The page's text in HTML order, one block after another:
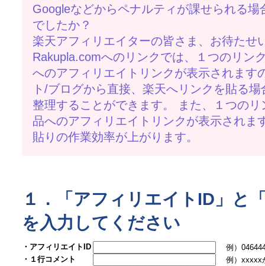
Googleなどからペナルティが課せられる
でしたか？
楽天アフィリエイターの皆さま、お待たせ
Rakupla.comへのリンクでは、１つのリン
へのアフィリエイトリンクが表示されます
ト/ブログから直接、楽天へリンクを貼る
整理することができます。 また、１つの
品へのアフィリエイトリンクが表示されま
貼りの作業効率が上がります。
１．「アフィリエイトID」と
を入力してください
・アフィリエイトID
例）
・１行コメント
例）xxxxx